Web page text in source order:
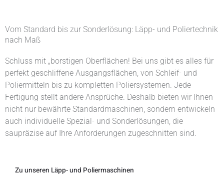
Vom Standard bis zur Sonderlösung: Läpp- und Poliertechnik
nach Maß
Schluss mit „borstigen Oberflächen! Bei uns gibt es alles für
perfekt geschliffene Ausgangsflächen, von Schleif- und
Poliermitteln bis zu kompletten Poliersystemen. Jede
Fertigung stellt andere Ansprüche. Deshalb bieten wir Ihnen
nicht nur bewährte Standardmaschinen, sondern entwickeln
auch individuelle Spezial- und Sonderlösungen, die
saupräzise auf Ihre Anforderungen zugeschnitten sind.
Zu unseren Läpp- und Poliermaschinen